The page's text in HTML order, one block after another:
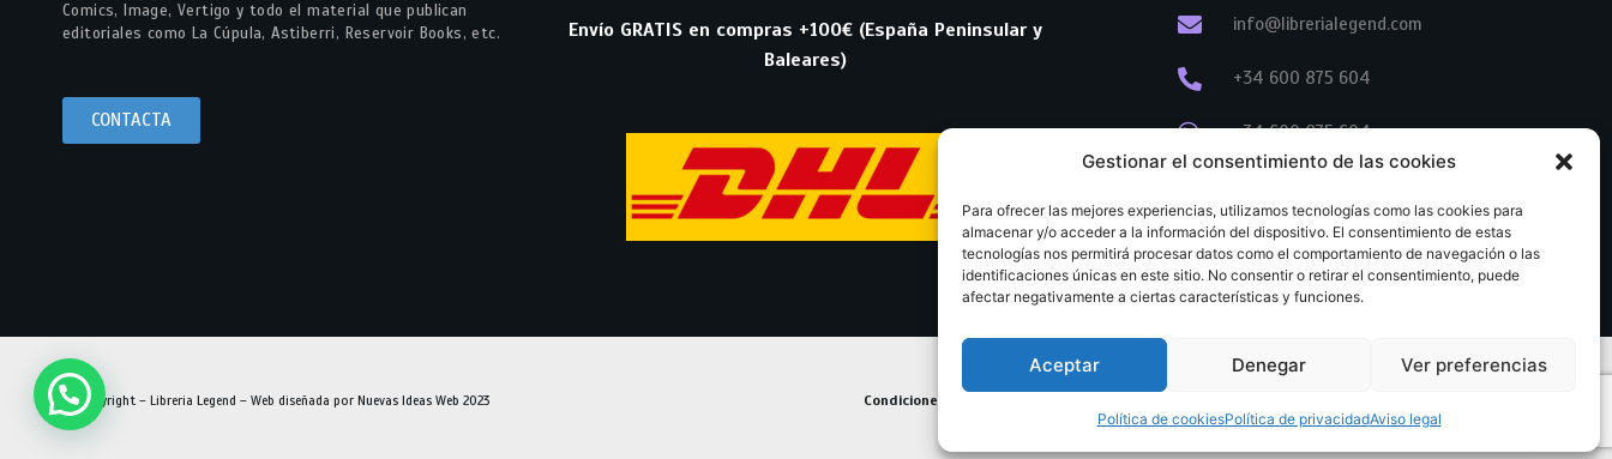
Gestionar el consentimiento de las cookies
Para ofrecer las mejores experiencias, utilizamos tecnologías como las cookies para
almacenar y/o acceder a la información del dispositivo. El consentimiento de estas
tecnologías nos permitirá procesar datos como el comportamiento de navegación o las
identificaciones únicas en este sitio. No consentir o retirar el consentimiento, puede
afectar negativamente a ciertas características y funciones.
Aceptar Denegar Ver preferencias
Política de cookiesPolítica de privacidadAviso legal
Comics, Image, Vertigo y todo el material que publican
editoriales como La Cúpula, Astiberri, Reservoir Books, etc.
CONTACTA
Envío GRATIS en compras +100€ (España Peninsular y
Baleares)
info@librerialegend.com
+34 600 875 604
+34 600 875 604
© Copyright – Libreria Legend – Web diseñada por Nuevas Ideas Web 2023 Condiciones Generales de Contratación